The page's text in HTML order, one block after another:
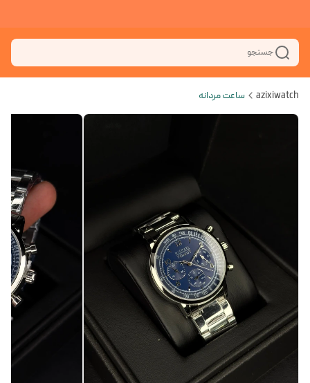
جستجو
azixiwatch ساعت مردانه